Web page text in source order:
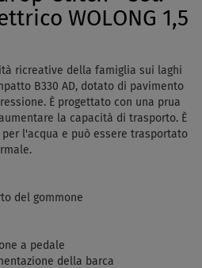
WOLONG 1,5
ricreative della famiglia sui laghi
B330 AD, dotato di pavimento
È progettato con una prua
la capacità di trasporto. È
l'acqua e può essere trasportato
del gommone
a pedale
della barca